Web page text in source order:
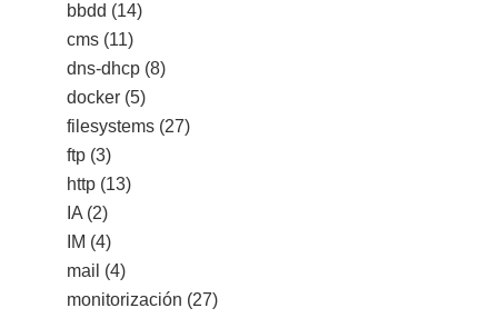
bbdd (14)
cms (11)
dns-dhcp (8)
docker (5)
filesystems (27)
ftp (3)
http (13)
IA (2)
IM (4)
mail (4)
monitorización (27)